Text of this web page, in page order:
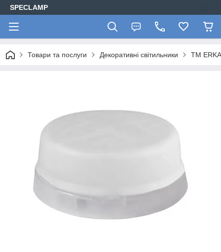
SPECLAMP
Товари та послуги Декоративні світильники ТМ ERKA